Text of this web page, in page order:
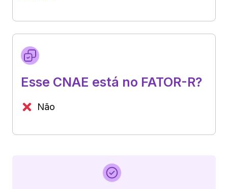
Esse CNAE está no FATOR-R?
Não